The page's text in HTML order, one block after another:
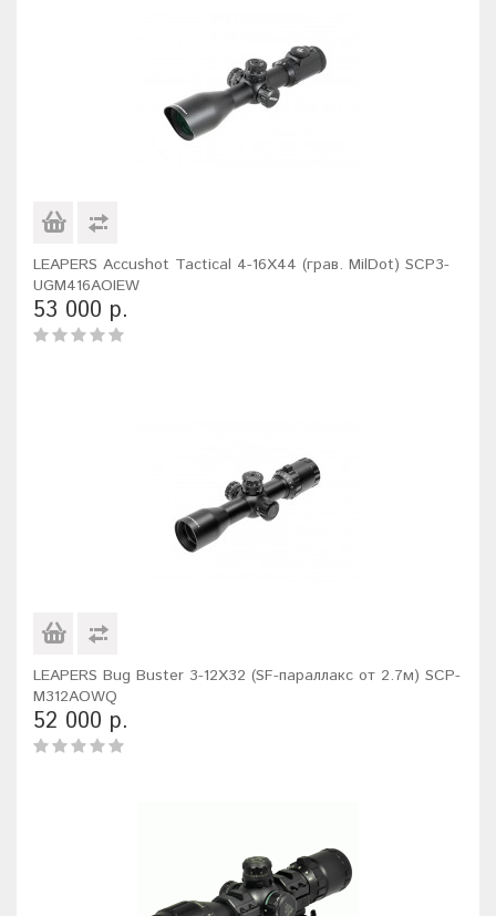
LEAPERS Accushot Tactical 4-16X44 (грав. MilDot) SCP3-
UGM416AOIEW
53 000 р.
LEAPERS Bug Buster 3-12X32 (SF-параллакс от 2.7м) SCP-
M312AOWQ
52 000 р.